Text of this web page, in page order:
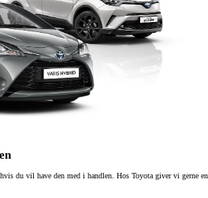
du vil have den med i handlen. Hos Toyota giver vi gerne en